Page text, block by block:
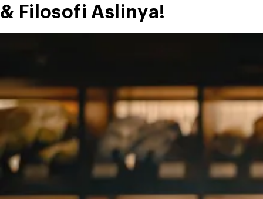
& Filosofi Aslinya!